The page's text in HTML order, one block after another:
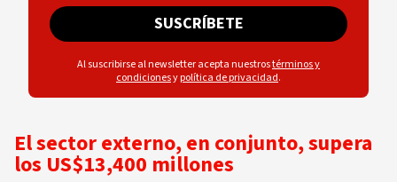
SUSCRÍBETE
Al suscribirse al newsletter acepta nuestrostérminos y
condicionesypolítica de privacidad.
El sector externo, en conjunto, supera
los US$13,400 millones